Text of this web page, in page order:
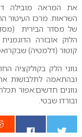
את המראה מובילה
השראות. מרכז
של מסדר הבירית
הלוק אובזרה
קוטור (דלמטיה)
גווני הלק בקולקציה
ובהתאמה לתלבושות
גוונים חדשים:אפור
ובורדו שבטי.